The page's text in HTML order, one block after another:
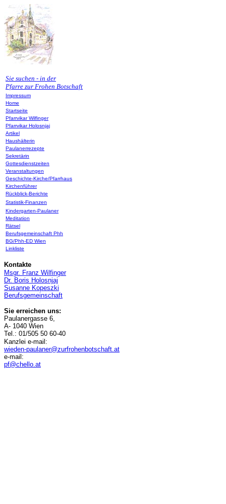
Sie suchen - in der
Pfarre zur Frohen Botschaft
Impressum
Home
Startseite
Pfarrvikar Wilfinger
Pfarrvikar Holosnjaj
Artikel
Haushälterin
Paulanerrezepte
Sekretärin
Gottesdienstzeiten
Veranstaltungen
Geschichte-Kirche/Pfarrhaus
Kirchenführer
Rückblick-Berichte
Statistik-Finanzen
Kindergarten-Paulaner
Meditation
Rätsel
Berufsgemeinschaft Phh
BG/Phh-ED Wien
Linkliste
Kontakte
Msgr. Franz Wilfinger
Dr. Boris Holosnjaj
Susanne Kopeszki
Berufsgemeinschaft
Sie erreichen uns:
Paulanergasse 6,
A- 1040 Wien
Tel.: 01/505 50 60-40
Kanzlei e-mail:
wieden-paulaner@zurfrohenbotschaft.at
e-mail:
pf@chello.at